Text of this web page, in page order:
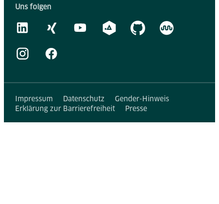
Uns folgen
Impressum Datenschutz
Gender-Hinweis
Erklärung zur Barrierefreiheit
Presse